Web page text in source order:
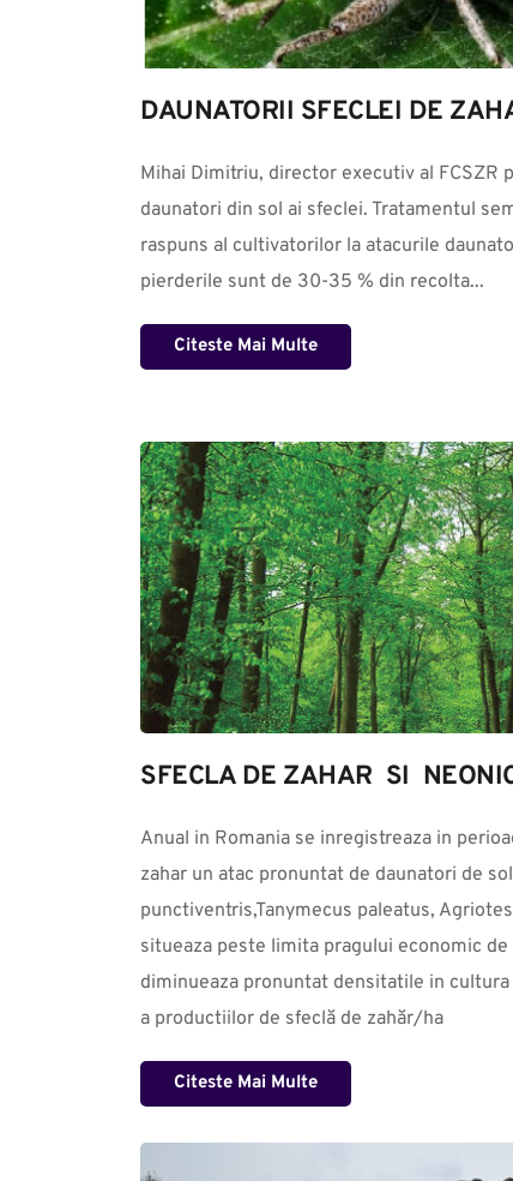
DAUNATORII SFECLEI DE
Mihai Dimitriu, director executiv al FCSZR
daunatori din sol ai sfeclei. Tratamentul
raspuns al cultivatorilor la atacurile
pierderile sunt de 30-35 % din recolta...
Citeste Mai Multe
SFECLA DE ZAHAR  SI
Anual in Romania se inregistreaza in
zahar un atac pronuntat de daunatori de
punctiventris,Tanymecus paleatus,
situeaza peste limita pragului economic
diminueaza pronuntat densitatile in
a productiilor de sfeclă de zahăr/ha
Citeste Mai Multe